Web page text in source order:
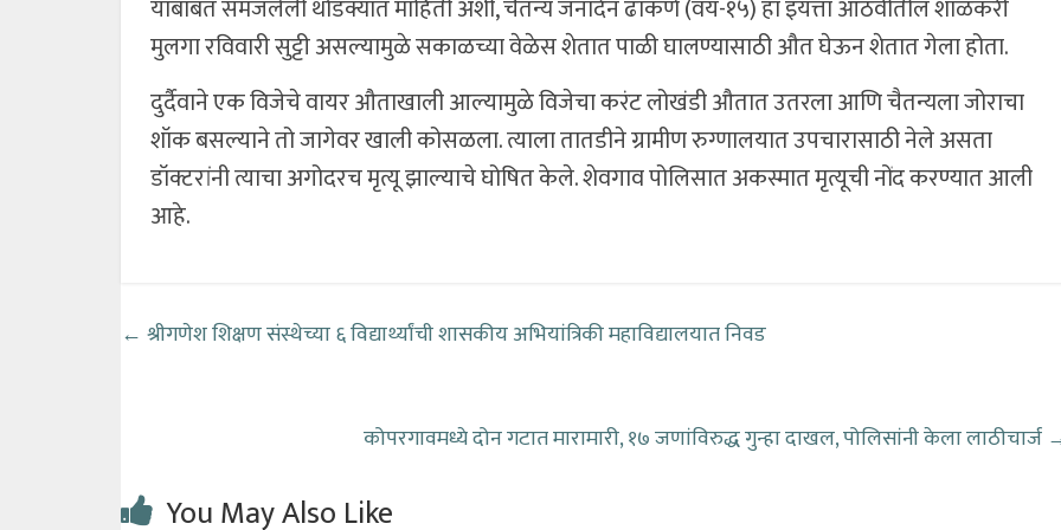
याबाबत समजलेली थोडक्यात माहिती अशी, चैतन्य जनार्दन ढाकणे (वय-१५) हा इयत्ता आठवीतील शाळकरी
मुलगा रविवारी सुट्टी असल्यामुळे सकाळच्या वेळेस शेतात पाळी घालण्यासाठी औत घेऊन शेतात गेला होता.
दुर्दैवाने एक विजेचे वायर औताखाली आल्यामुळे विजेचा करंट लोखंडी औतात उतरला आणि चैतन्यला जोराचा
शॉक बसल्याने तो जागेवर खाली कोसळला. त्याला तातडीने ग्रामीण रुग्णालयात उपचारासाठी नेले असता
डॉक्टरांनी त्याचा अगोदरच मृत्यू झाल्याचे घोषित केले. शेवगाव पोलिसात अकस्मात मृत्यूची नोंद करण्यात आली
आहे.
← श्रीगणेश शिक्षण संस्थेच्या ६ विद्यार्थ्यांची शासकीय अभियांत्रिकी महाविद्यालयात निवड
कोपरगावमध्ये दोन गटात मारामारी, १७ जणांविरुद्ध गुन्हा दाखल, पोलिसांनी केला लाठीचार्ज
You May Also Like